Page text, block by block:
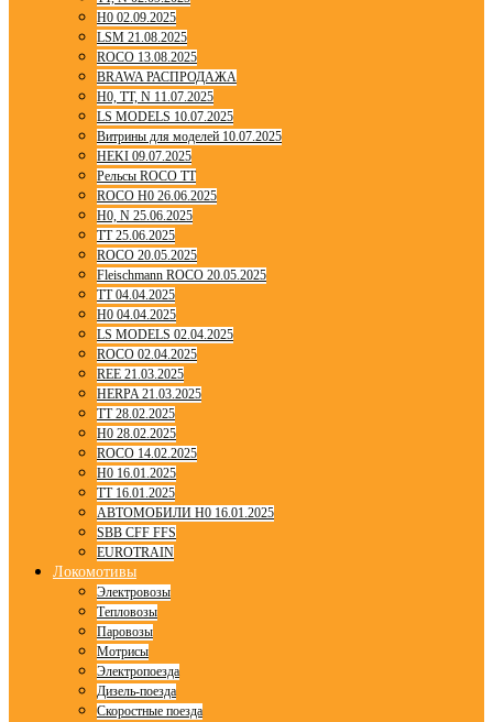
H0 02.09.2025
LSM 21.08.2025
ROCO 13.08.2025
BRAWA РАСПРОДАЖА
H0, TT, N 11.07.2025
LS MODELS 10.07.2025
Витрины для моделей 10.07.2025
HEKI 09.07.2025
Рельсы ROCO TT
ROCO H0 26.06.2025
H0, N 25.06.2025
TT 25.06.2025
ROCO 20.05.2025
Fleischmann ROCO 20.05.2025
TT 04.04.2025
H0 04.04.2025
LS MODELS 02.04.2025
ROCO 02.04.2025
REE 21.03.2025
HERPA 21.03.2025
TT 28.02.2025
H0 28.02.2025
ROCO 14.02.2025
H0 16.01.2025
TT 16.01.2025
АВТОМОБИЛИ H0 16.01.2025
SBB CFF FFS
EUROTRAIN
Локомотивы
Электровозы
Тепловозы
Паровозы
Мотрисы
Электропоезда
Дизель-поезда
Скоростные поезда